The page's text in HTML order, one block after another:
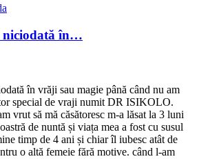
niciodată în…
în vrăji sau magie până când nu am
special de vraji numit DR ISIKOLO.
vrut să mă căsătoresc m-a lăsat la 3 luni
de nuntă și viața mea a fost cu susul
timp de 4 ani și chiar îl iubesc atât de
o altă femeie fără motive. când l-am